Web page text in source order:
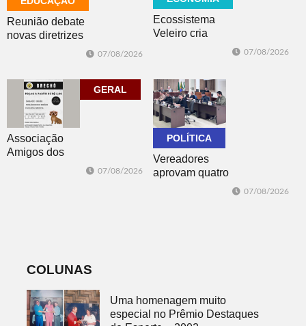
Reunião debate
novas diretrizes
perspectiva
inclusiva
07/08/2026
Ecossistema
Veleiro cria
cidade
globalmente
conectada
07/08/2026
GERAL
Associação
Amigos dos
07/08/2026
POLÍTICA
Vereadores
aprovam quatro
07/08/2026
COLUNAS
Uma homenagem muito
especial no Prêmio Destaques